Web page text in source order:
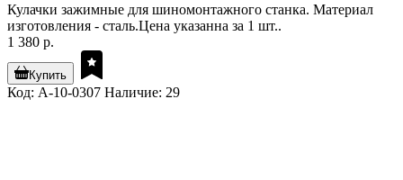
Кулачки зажимные для шиномонтажного станка. Материал
изготовления - сталь.Цена указанна за 1 шт..
1 380 р.
Купить
Код: A-10-0307 Наличие: 29